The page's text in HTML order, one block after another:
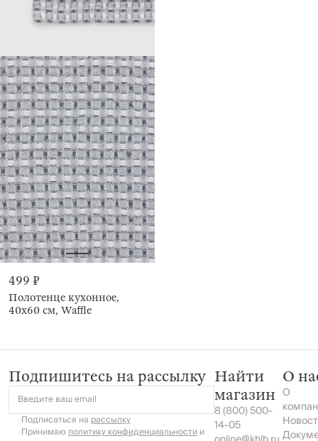
499 ₽
Полотенце кухонное,
40x60 см, Waffle
Подпишитесь на рассылку
Введите ваш email
Подписаться на рассылку
Принимаюполитику конфиденциальностии
Найти
магазин
8 (800) 500-
14-05
О
О